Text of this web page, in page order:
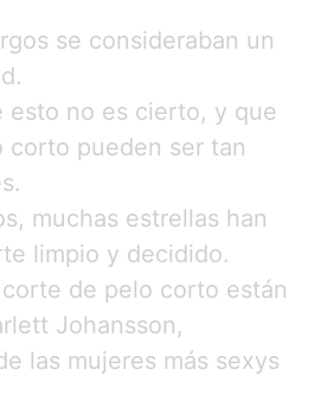
se consideraban un
esto no es cierto, y que
corto pueden ser tan
muchas estrellas han
limpio y decidido.
de pelo corto están
Johansson,
las mujeres más sexys